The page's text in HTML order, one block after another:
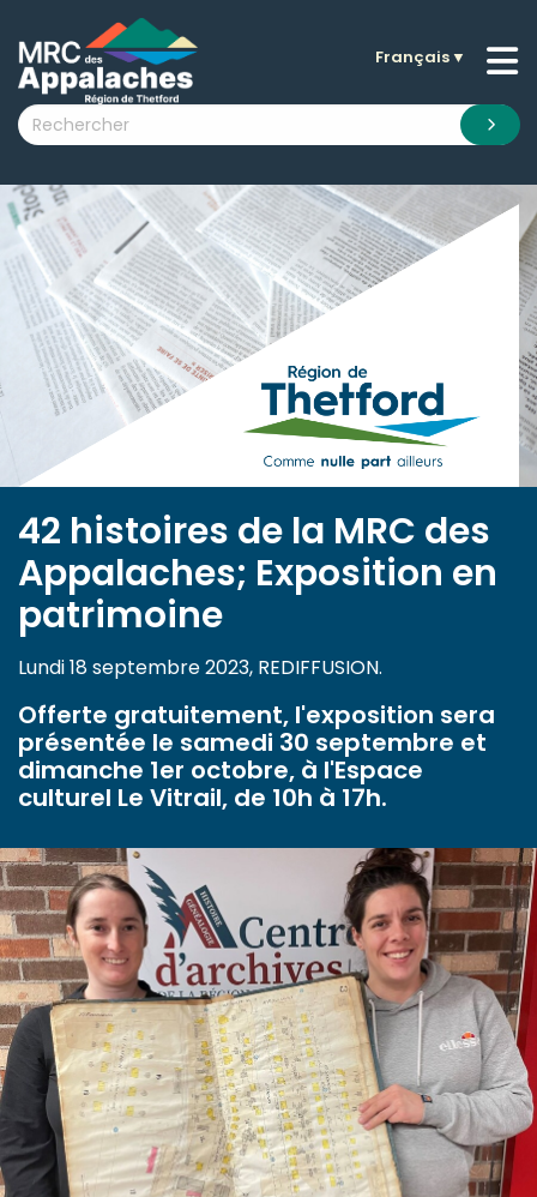
submenu (La MRC )
submenu (Citoyens )
submenu (Visiteurs )
submenu (Nouvelles )
submenu (Documentation )
Français▼
42 histoires de la MRC des
Appalaches; Exposition en
patrimoine
Lundi 18 septembre 2023, REDIFFUSION.
Offerte gratuitement, l'exposition sera
présentée le samedi 30 septembre et
dimanche 1er octobre, à l'Espace
culturel Le Vitrail, de 10h à 17h.